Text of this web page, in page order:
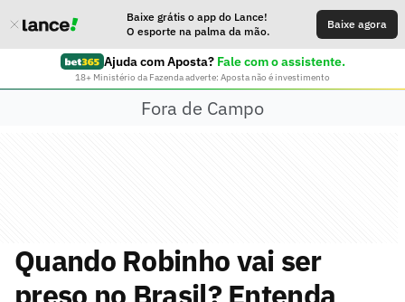
Baixe grátis o app do Lance!
O esporte na palma da mão.
Baixe agora
Ajuda com Aposta? Fale com o assistente.
18+ Ministério da Fazenda adverte: Aposta não é investimento
Fora de Campo
Quando Robinho vai ser